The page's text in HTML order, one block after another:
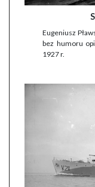
Eugeniusz
bez humoru
1927 r.